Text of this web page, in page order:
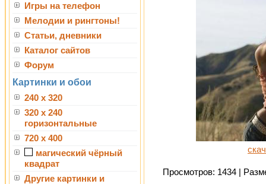
Игры на телефон
Мелодии и рингтоны!
Статьи, дневники
Каталог сайтов
Форум
Картинки и обои
240 x 320
320 x 240
горизонтальные
720 x 400
магический чёрный
квадрат
Другие картинки и
Просмотров: 1434 |